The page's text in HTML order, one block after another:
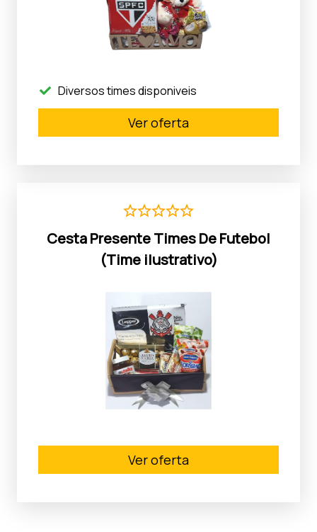
Diversos times disponiveis
Ver oferta
Cesta Presente Times De Futebol
(Time ilustrativo)
Ver oferta